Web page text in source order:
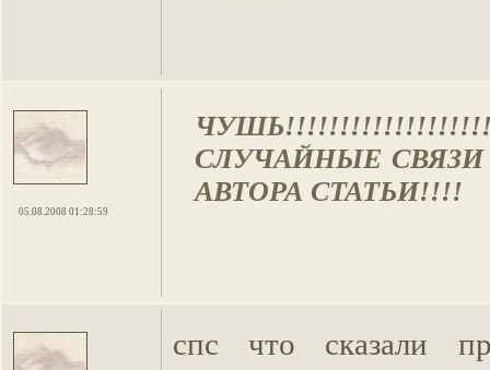
05.08.2008 01:28:59
СЛУЧАЙНЫЕ
АВТОРА СТАТЬИ!!!!
спс что сказали